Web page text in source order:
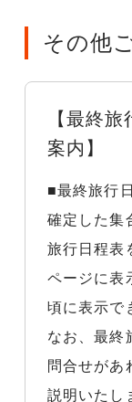
その他
【最終
案内】
■最終旅行
確定した集
旅行日程表
ページに表
頃に表示で
なお、最終
問合せがあ
説明いたし